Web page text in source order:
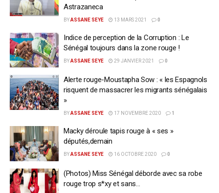
Astrazaneca
BYASSANE SEYE 13 MARS 2021 0
Indice de perception de la Corruption : Le
Sénégal toujours dans la zone rouge !
BYASSANE SEYE 29 JANVIER 2021 0
Alerte rouge-Moustapha Sow : « les Espagnols
risquent de massacrer les migrants sénégalais
»
BYASSANE SEYE 17 NOVEMBRE 2020 1
Macky déroule tapis rouge à « ses »
députés,demain
BYASSANE SEYE 16 OCTOBRE 2020 0
(Photos) Miss Sénégal déborde avec sa robe
rouge trop s*xy et sans…